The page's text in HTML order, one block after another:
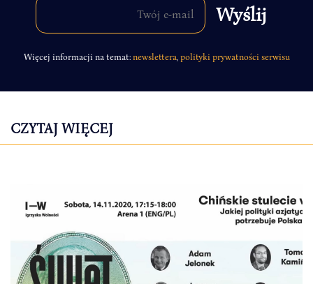
Więcej informacji na temat:newslettera,polityki prywatności serwisu
CZYTAJ WIĘCEJ